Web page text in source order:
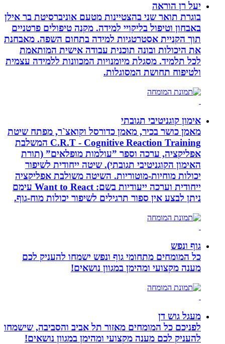
יעל רן הוראה
בוגרת תואר שני בהצטיינות מטעם אוניברסיטת בר אילן
באבחון וטיפול בליקויי למידה. מקנה טיפולים פרטניים
תוך הקניית אסטרטגיות למידה בתחום השפה. מאבחנת
את היכולות ובונה תוכנית עבודה אישית המותאמת
לכל תלמיד. מסגלת מיומנויות המכוונות ללמידה עצמית
ולטיפוח תחושת המסוגלות.
אימון קוגניטיבי תגובתי
מאמן כושר בכיר, מאמן כדורסל וקואצ`ר, מפתח שיטת
C.R.T - Cognitive Reaction Training המשלבת
אפליקציה, ערכה וספר ”עולמות מופלאים” (תורת
האימון הקוגניטיבי תגובתי). שיטה ייחודית לשיפור
יכולות מוחיות-מוטוריות. השיטה משולבת אפליקציה
ייחודית וערכה ייעודיות בשם: Want to React עימם
ניתן לבצע אין ספור תרגילים לשיפור יכולות מוח-גוף.
גוף ונפש
כל המומחים מתחומי גוף ונפש ישמחו להעניק לכם
מענה מקצועי ומהימן במגוון נושאים!
מעגל גוש דן
לפניכם כל המומחים מאזור תל אביב והסביבה, שישמחו
להעניק לכם מענה מקצועי ומהימן במגוון נושאים!